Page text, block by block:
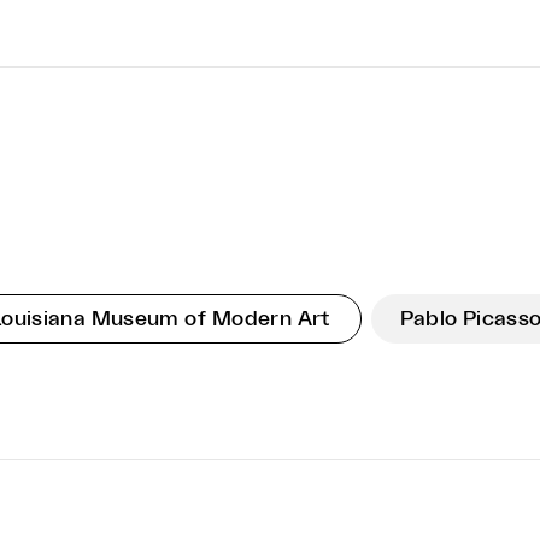
Museum of Modern Art Pablo